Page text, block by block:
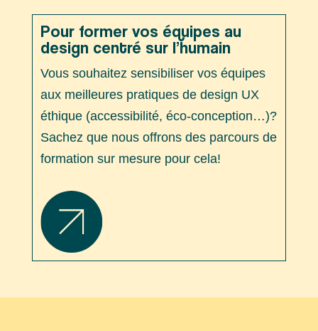
Pour former vos équipes au
design centré sur l’humain
Vous souhaitez sensibiliser vos équipes
aux meilleures pratiques de design UX
éthique (accessibilité, éco-conception…)?
Sachez que nous offrons des parcours de
formation sur mesure pour cela!